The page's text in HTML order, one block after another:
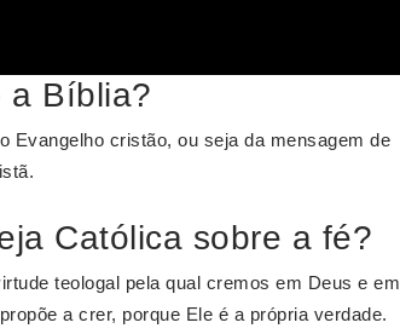
a Bíblia?
Evangelho cristão, ou seja da mensagem de
Católica sobre a fé?
teologal pela qual cremos em Deus e em
a crer, porque Ele é a própria verdade.